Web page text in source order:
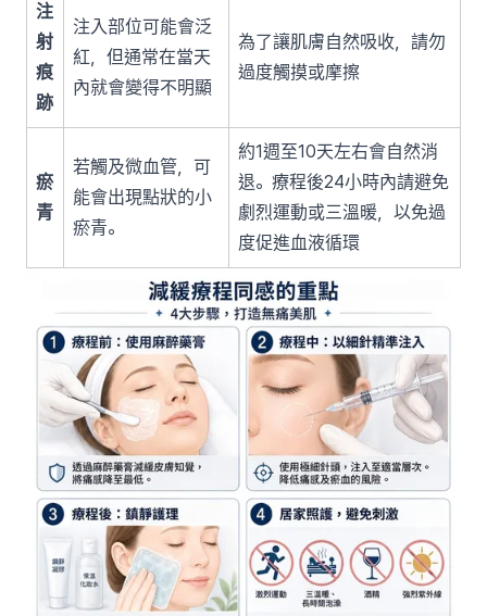
注
射
痕
跡
注入部位可能會泛
紅，但通常在當天
內就會變得不明顯
為了讓肌膚自然吸收，請勿
過度觸摸或摩擦
瘀
青
若觸及微血管，可
能會出現點狀的小
瘀青。
約1週至10天左右會自然消
退。療程後24小時內請避免
劇烈運動或三溫暖，以免過
度促進血液循環